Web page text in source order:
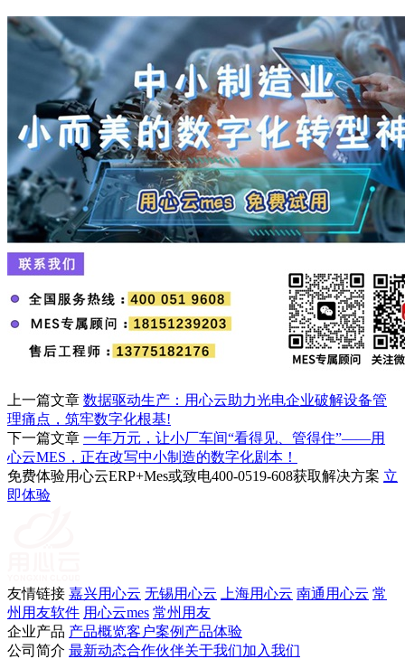
上一篇文章 数据驱动生产：用心云助力光电企业破解设备管
理痛点，筑牢数字化根基!
下一篇文章 一年万元，让小厂车间“看得见、管得住”——用
心云MES，正在改写中小制造的数字化剧本！
免费体验用心云ERP+Mes或致电400-0519-608获取解决方案 立
即体验
友情链接 嘉兴用心云 无锡用心云 上海用心云 南通用心云 常
州用友软件 用心云mes 常州用友
企业产品 产品概览客户案例 产品体验
公司简介 最新动态合作伙伴关于我们加入我们